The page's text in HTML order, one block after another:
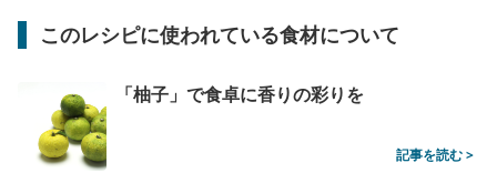
このレシピに使われている食材について
「柚子」で食卓に香りの彩りを
記事を読む >